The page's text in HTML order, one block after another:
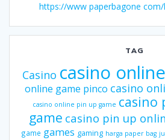
https://www paperbagone
TAG
Casino casino
online game pinco casino
casino online pin up game casino
game casino pin up
game games gaming harga paper bag